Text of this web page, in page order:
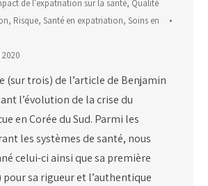
de l'expatriation sur la santé, Qualité
, Risque, Santé en expatriation, Soins en
(sur trois) de l’article de Benjamin
l’évolution de la crise du
en Corée du Sud. Parmi les
les systèmes de santé, nous
celui-ci ainsi que sa première
sa rigueur et l’authentique